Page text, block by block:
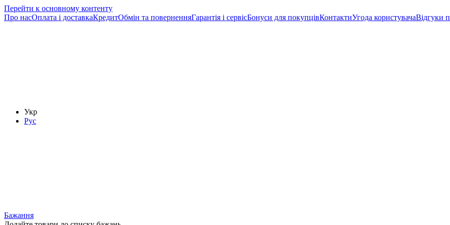
Перейти к основному контенту
Про насОплата і доставкаКредитОбмін та поверненняГарантія і сервісБонуси для покупцівКонтактиУгода користувачаВідгуки
Укр
Рус
Бажання